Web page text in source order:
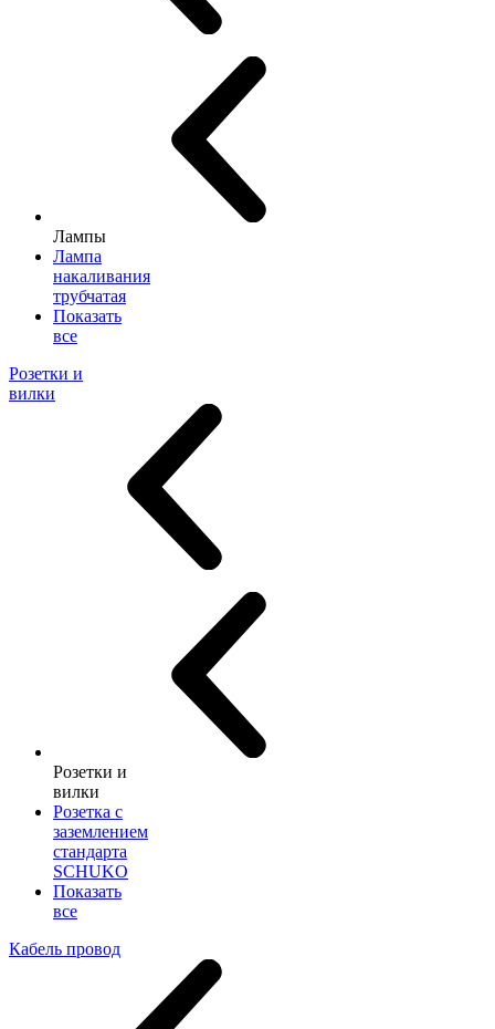
Лампы
Лампа
накаливания
трубчатая
Показать
все
Розетки и
вилки
Розетки и
вилки
Розетка с
заземлением
стандарта
SCHUKO
Показать
все
Кабель провод